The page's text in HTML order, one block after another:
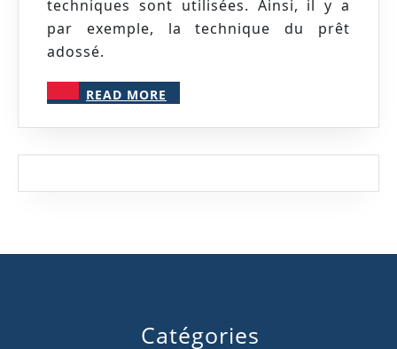
défendre?
techniques sont utilisées. Ainsi, il y a
par exemple, la technique du prêt
adossé.
READ MORE
MORE
Catégories